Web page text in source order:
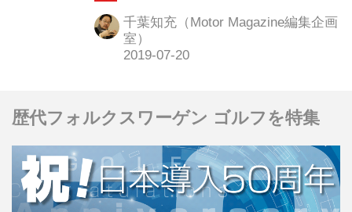
千葉知充（Motor Magazine編集企画
室）
歴代フォルクスワーゲン ゴルフを特集